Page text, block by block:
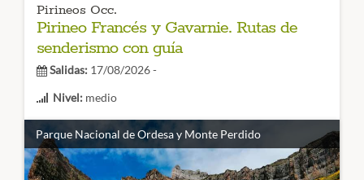
Pirineos Occ.
Pirineo Francés y Gavarnie. Rutas de
senderismo con guía
Salidas: 17/08/2026 -
Nivel: medio
El agua es el protagonista de este viaje en su estado más
salvaje: Gavarnie, Neouvielle, o Cauterets . Viaje de
Parque Nacional de Ordesa y Monte Perdido